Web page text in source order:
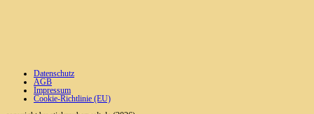
Datenschutz
AGB
Impressum
Cookie-Richtlinie (EU)